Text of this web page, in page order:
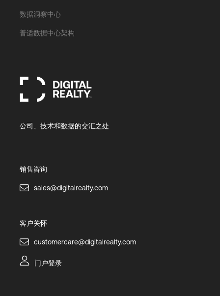
数据洞察中心
普适数据中心架构
公司、技术和数据的交汇之处
销售咨询
sales@digitalrealty.com
客户关怀
customercare@digitalrealty.com
门户登录